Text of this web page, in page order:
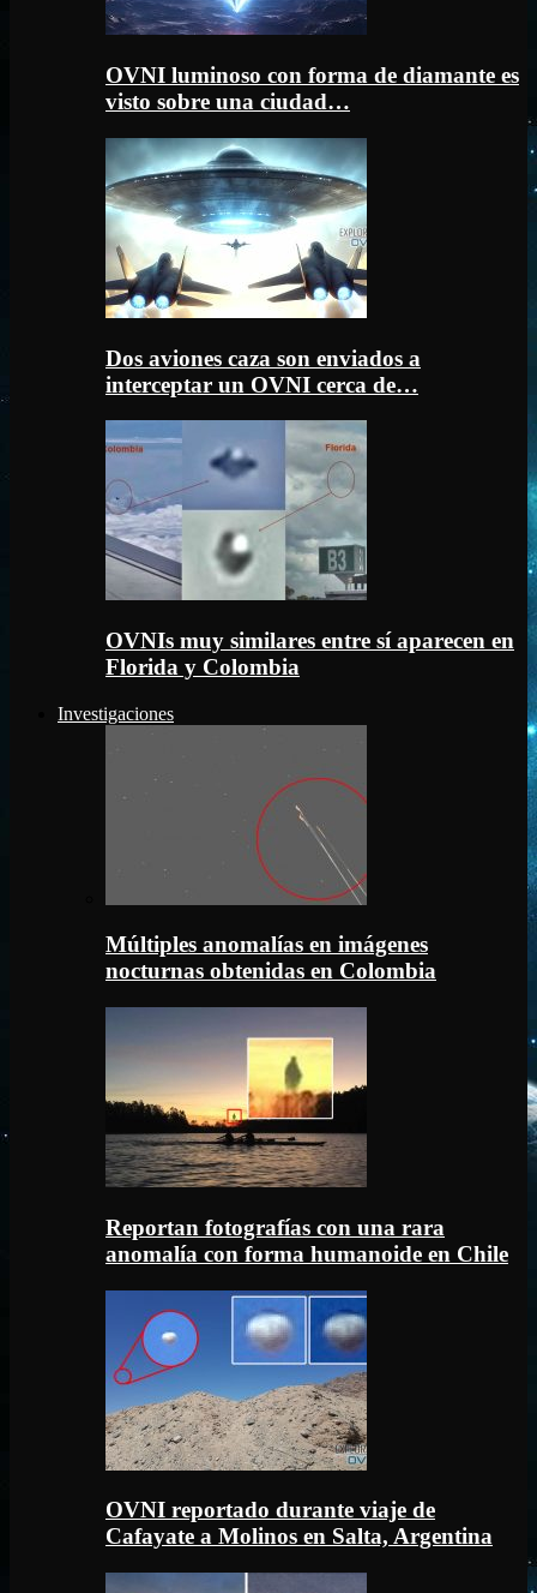
OVNI luminoso con forma de diamante es
visto sobre una ciudad…
Dos aviones caza son enviados a
interceptar un OVNI cerca de…
OVNIs muy similares entre sí aparecen en
Florida y Colombia
Investigaciones
Múltiples anomalías en imágenes
nocturnas obtenidas en Colombia
Reportan fotografías con una rara
anomalía con forma humanoide en Chile
OVNI reportado durante viaje de
Cafayate a Molinos en Salta, Argentina